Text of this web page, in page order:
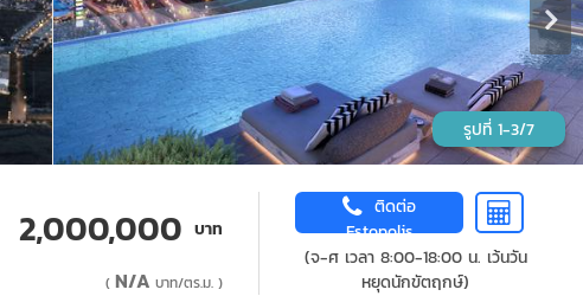
1-3/7
2,000,000 บาท
( N/A บาท/ตร.ม. )
ติดต่อ
Estopolis
(จ-ศ เวลา 8:00-18:00 น. เว้นวัน
หยุดนักขัตฤกษ์)